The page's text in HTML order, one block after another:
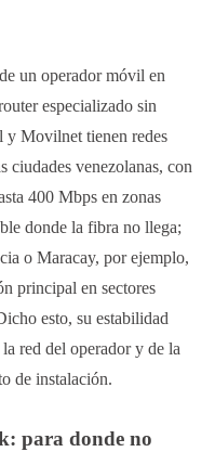
un operador móvil en
especializado sin
y Movilnet tienen redes
ciudades venezolanas, con
400 Mbps en zonas
donde la fibra no llega;
o Maracay, por ejemplo,
principal en sectores
esto, su estabilidad
red del operador y de la
de instalación.
para donde no